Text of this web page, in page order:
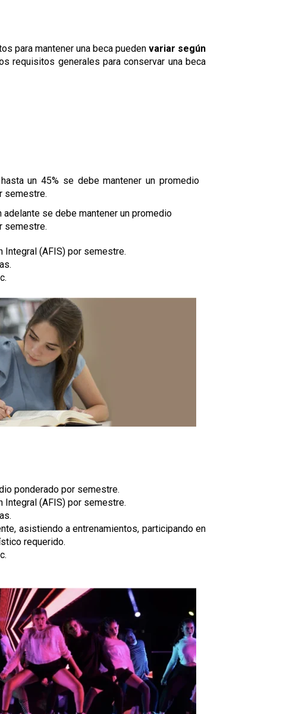
para mantener una beca pueden variar según
requisitos generales para conservar una beca
un 45% se debe mantener un promedio
semestre.
se debe mantener un promedio
semestre.
Integral (AFIS) por semestre.
ponderado por semestre.
Integral (AFIS) por semestre.
asistiendo a entrenamientos, participando en
requerido.